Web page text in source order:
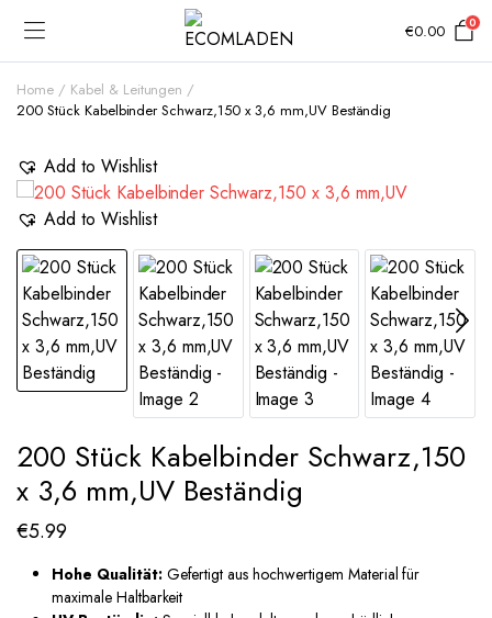
€0.00 0
Home
Kabel & Leitungen
200 Stück Kabelbinder Schwarz,150 x 3,6 mm,UV Beständig
Add to Wishlist
Add to Wishlist
200 Stück Kabelbinder Schwarz,150
x 3,6 mm,UV Beständig
€5.99
Hohe Qualität:Gefertigt aus hochwertigem Material für
maximale Haltbarkeit